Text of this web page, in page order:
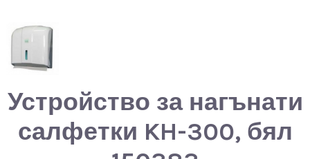
Устройство за нагънати
салфетки KH-300, бял